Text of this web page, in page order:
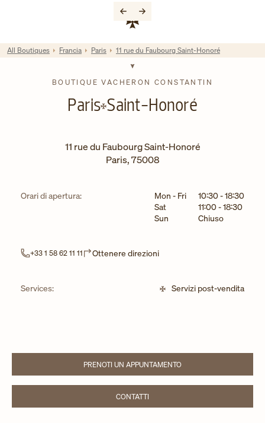
Return to Nav
BOUTIQUE VACHERON CONSTANTIN
Paris Saint-Honoré
11 rue du Faubourg Saint-Honoré
Paris,75008
Orari di apertura: Giorno della settimanaOre
Mon - Fri 10:30-18:30
Sat
11:00-18:30
Sun
Chiuso
+33 1 58 62 11 11 Ottenere direzioniLink Opens in New Tab
Services: Servizi post-vendita
PRENOTI UN APPUNTAMENTO
LINK OPENS IN NEW TAB
CONTATTILINK OPENS IN NEW TAB
All Boutiques Francia Paris 11 rue du Faubourg Saint-Honoré